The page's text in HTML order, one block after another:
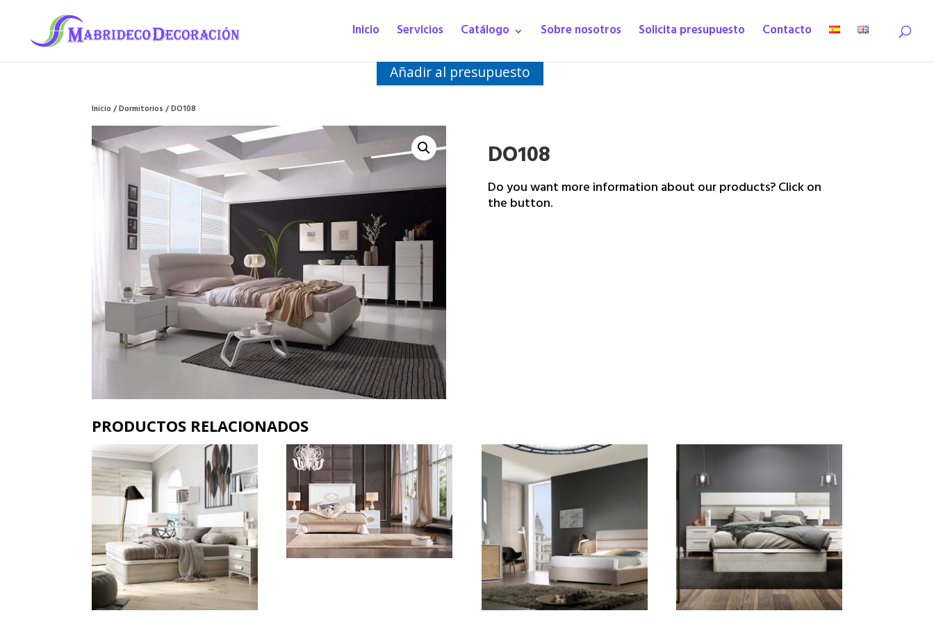
Inicio Servicios Catálogo Sobre nosotros Solicita presupuesto Contacto
Añadir al presupuesto
Inicio/Dormitorios/ DO108
DO108
Do you want more information about our products? Click on
the button.
PRODUCTOS RELACIONADOS